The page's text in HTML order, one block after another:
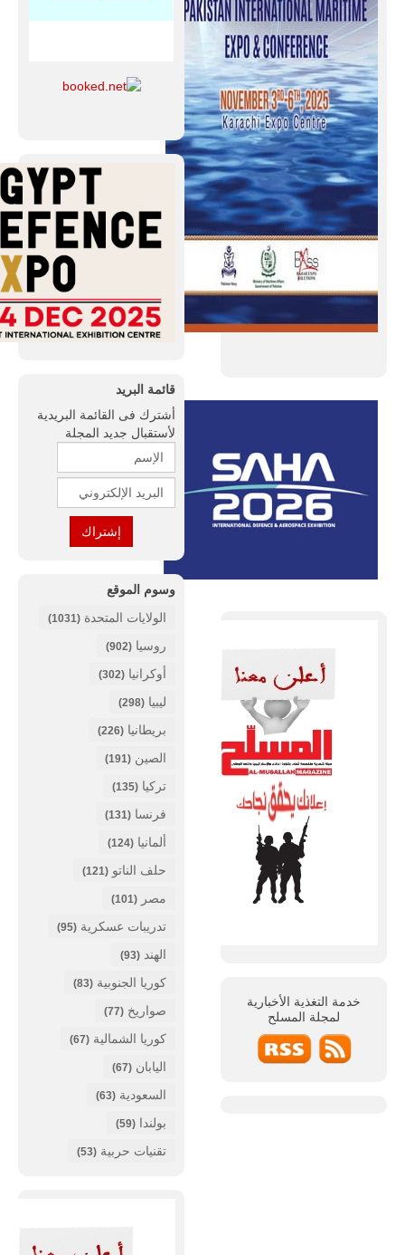
خدمة التغذية الأخبارية
لمجلة المسلح
قائمة البريد
أشترك فى القائمة البريدية
لأستقبال جديد المجلة
وسوم الموقع
الولايات المتحدة (1031)
روسيا (902)
أوكرانيا (302)
ليبيا (298)
بريطانيا (226)
الصين (191)
تركيا (135)
فرنسا (131)
ألمانيا (124)
حلف الناتو (121)
مصر (101)
تدريبات عسكرية (95)
الهند (93)
كوريا الجنوبية (83)
صواريخ (77)
كوريا الشمالية (67)
اليابان (67)
السعودية (63)
بولندا (59)
تقنيات حربية (53)